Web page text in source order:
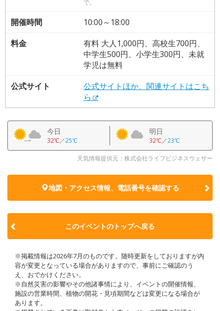
で。
開催時間
10:00～18:00
料金
有料 大人1,000円、高校生700円、
中学生500円、小学生300円、未就
学児は無料
公式サイト
公式サイトほか、関連サイトはこち
ら
今日
32℃／25℃
明日
32℃／23℃
天気情報提供元：株式会社ライフビジネスウェザー
地図・アクセス情報、電話番号を確認する
このイベントのトップへ戻る
※掲載情報は2026年7月のものです。随時更新をしておりますが内
容が変更となっている場合がありますので、事前にご確認のう
え、おでかけください。
※自然災害の影響やその他諸事情により、イベントの開催情報、
施設の営業時間、植物の開花・見頃期間などは変更になる場合が
あります。